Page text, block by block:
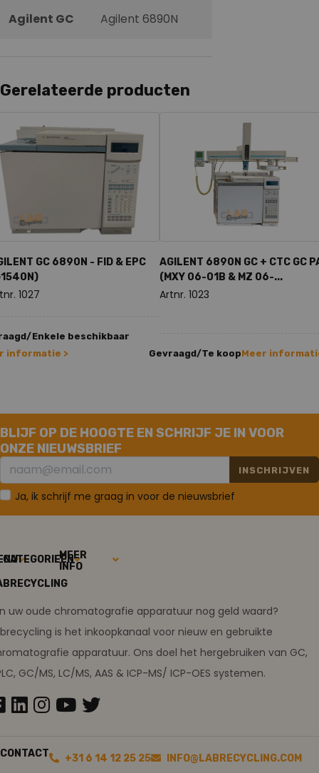
Agilent GC Agilent 6890N
Gerelateerde producten
GC 6890N - FID & EPC
1027
Enkele beschikbaar
informatie >
AGILENT 6890N GC + CTC GC
(MXY 06-01B & MZ 06-...
Artnr. 1023
Gevraagd/Te koopMeer
BLIJF OP DE HOOGTE EN SCHRIJF JE IN VOOR
ONZE NIEUWSBRIEF
INSCHRIJVEN
Ja, ik schrijf me graag in voor de nieuwsbrief
CATEGORIEËNMEER
INFO
uw oude chromatografie apparatuur nog geld waard?
is het inkoopkanaal voor nieuw en gebruikte
apparatuur. Ons doel het hergebruiken van GC,
GC/MS, LC/MS, AAS & ICP-MS/ ICP-OES systemen.
CONTACT +31 6 14 12 25 25 INFO@LABRECYCLING.COM